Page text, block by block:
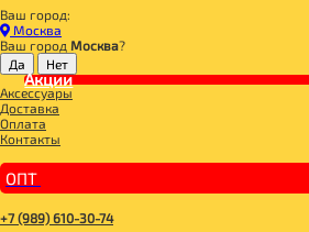
Ваш город:
Москва
Ваш город Москва?
Акции
Аксессуары
Доставка
Оплата
Контакты
ОПТ
+7 (989) 610-30-74
Главная
ДЛЯ ЗДОРОВОГО ПИТАНИЯ
БАКАЛЕЯ
СОУСЫ
Эко Крым, Детка! Майонез соевый Салатный